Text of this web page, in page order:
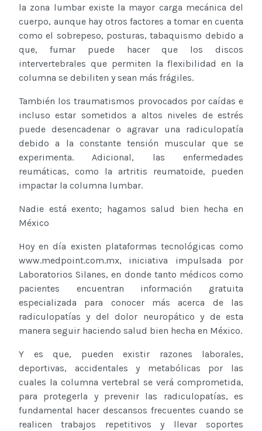
la zona lumbar existe la mayor carga mecánica del
cuerpo, aunque hay otros factores a tomar en cuenta
como el sobrepeso, posturas, tabaquismo debido a
que, fumar puede hacer que los discos
intervertebrales que permiten la flexibilidad en la
columna se debiliten y sean más frágiles.
También los traumatismos provocados por caídas e
incluso estar sometidos a altos niveles de estrés
puede desencadenar o agravar una radiculopatía
debido a la constante tensión muscular que se
experimenta. Adicional, las enfermedades
reumáticas, como la artritis reumatoide, pueden
impactar la columna lumbar.
Nadie está exento; hagamos salud bien hecha en
México
Hoy en día existen plataformas tecnológicas como
www.medpoint.com.mx, iniciativa impulsada por
Laboratorios Silanes, en donde tanto médicos como
pacientes encuentran información gratuita
especializada para conocer más acerca de las
radiculopatías y del dolor neuropático y de esta
manera seguir haciendo salud bien hecha en México.
Y es que, pueden existir razones laborales,
deportivas, accidentales y metabólicas por las
cuales la columna vertebral se verá comprometida,
para protegerla y prevenir las radiculopatías, es
fundamental hacer descansos frecuentes cuando se
realicen trabajos repetitivos y llevar soportes